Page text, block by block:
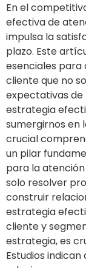
En el
efectiva de
impulsa la
plazo. Este
esenciales
cliente que no
expectativas de
estrategia
sumergirnos en
crucial
un pilar
para la
solo resolver
construir
estrategia
cliente y
estrategia, es
Estudios indican